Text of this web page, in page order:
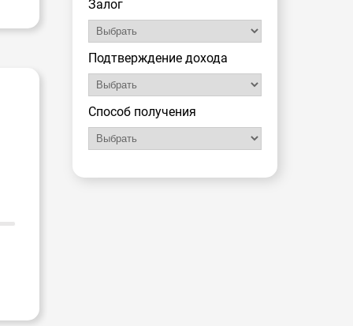
Залог
Подтверждение дохода
Способ получения